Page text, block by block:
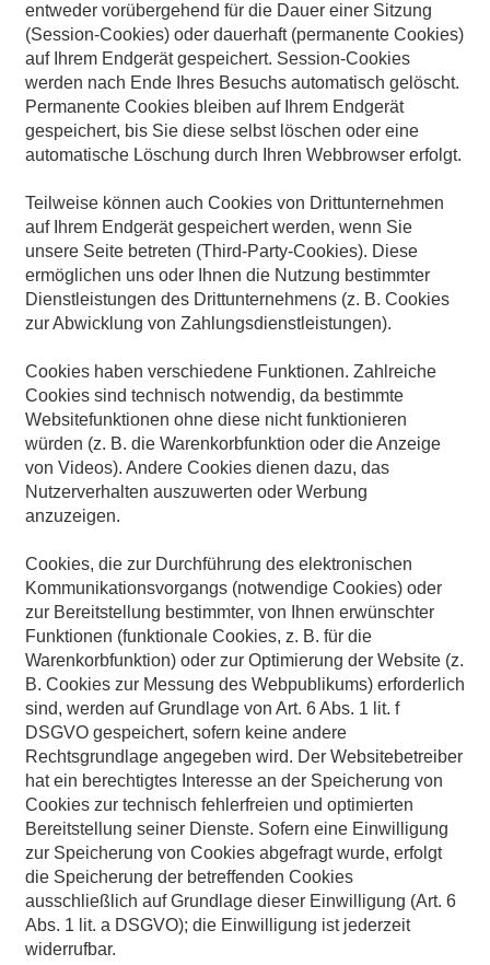
entweder vorübergehend für die Dauer einer Sitzung
(Session-Cookies) oder dauerhaft (permanente Cookies)
auf Ihrem Endgerät gespeichert. Session-Cookies
werden nach Ende Ihres Besuchs automatisch gelöscht.
Permanente Cookies bleiben auf Ihrem Endgerät
gespeichert, bis Sie diese selbst löschen oder eine
automatische Löschung durch Ihren Webbrowser erfolgt.
Teilweise können auch Cookies von Drittunternehmen
auf Ihrem Endgerät gespeichert werden, wenn Sie
unsere Seite betreten (Third-Party-Cookies). Diese
ermöglichen uns oder Ihnen die Nutzung bestimmter
Dienstleistungen des Drittunternehmens (z. B. Cookies
zur Abwicklung von Zahlungsdienstleistungen).
Cookies haben verschiedene Funktionen. Zahlreiche
Cookies sind technisch notwendig, da bestimmte
Websitefunktionen ohne diese nicht funktionieren
würden (z. B. die Warenkorbfunktion oder die Anzeige
von Videos). Andere Cookies dienen dazu, das
Nutzerverhalten auszuwerten oder Werbung
anzuzeigen.
Cookies, die zur Durchführung des elektronischen
Kommunikationsvorgangs (notwendige Cookies) oder
zur Bereitstellung bestimmter, von Ihnen erwünschter
Funktionen (funktionale Cookies, z. B. für die
Warenkorbfunktion) oder zur Optimierung der Website (z.
B. Cookies zur Messung des Webpublikums) erforderlich
sind, werden auf Grundlage von Art. 6 Abs. 1 lit. f
DSGVO gespeichert, sofern keine andere
Rechtsgrundlage angegeben wird. Der Websitebetreiber
hat ein berechtigtes Interesse an der Speicherung von
Cookies zur technisch fehlerfreien und optimierten
Bereitstellung seiner Dienste. Sofern eine Einwilligung
zur Speicherung von Cookies abgefragt wurde, erfolgt
die Speicherung der betreffenden Cookies
ausschließlich auf Grundlage dieser Einwilligung (Art. 6
Abs. 1 lit. a DSGVO); die Einwilligung ist jederzeit
widerrufbar.